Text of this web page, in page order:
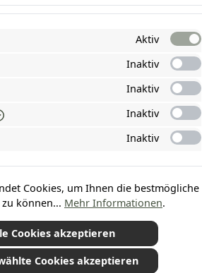
widerrufen
Mehrwertsteuer zzgl.Versandkostenund ggf.
wenn nicht anders angegeben.
Alle Rechte vorbehalten. Theme by
ThemeWare®
Aktiv
Inaktiv
Inaktiv
Inaktiv
Inaktiv
Cookies, um Ihnen die bestmögliche
können... Mehr Informationen.
Cookies akzeptieren
Cookies akzeptieren